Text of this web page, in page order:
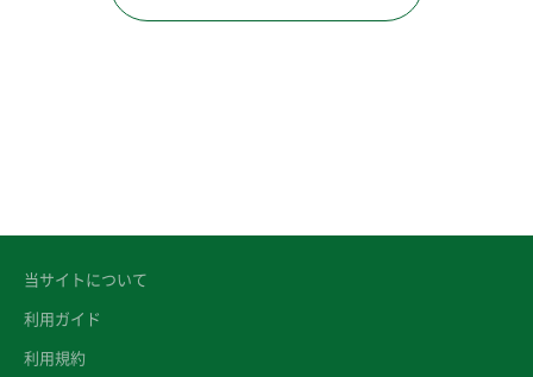
当サイトについて
利用ガイド
利用規約